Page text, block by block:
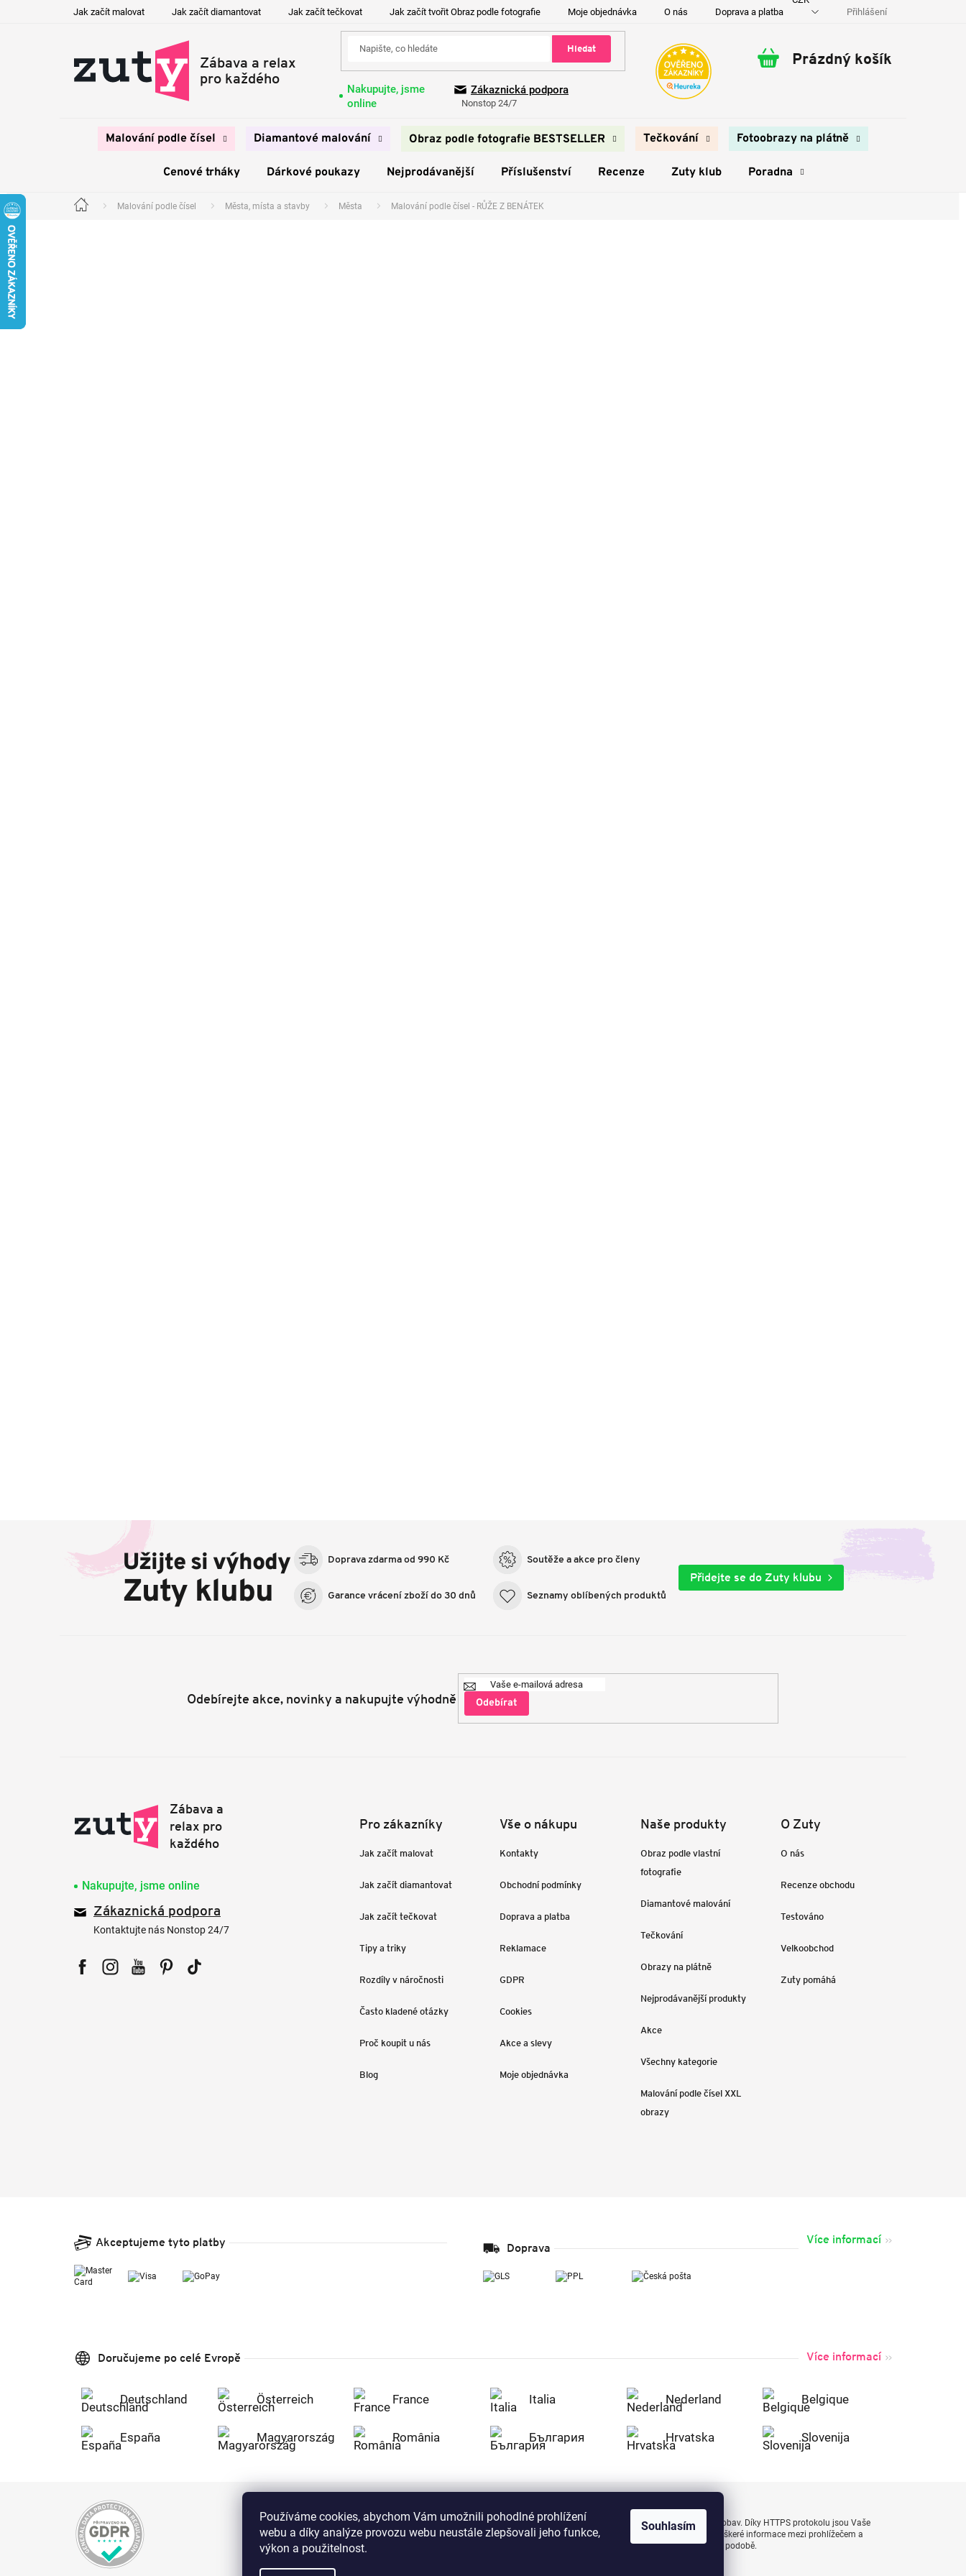
Používáme cookies, abychom Vám umožnili pohodlné prohlížení
webu a díky analýze provozu webu neustále zlepšovali jeho funkce,
výkon a použitelnost.
Souhlasím
Jak začít malovat Jak začít diamantovat Jak začít tečkovat Jak začít tvořit Obraz podle fotografie Moje objednávka O nás Doprava a platba Kontakty Přihlášení
Hledat
Nakupujte, jsme
online
Zákaznická podpora
Nonstop 24/7
Nákupní
Prázdný košík
Malování podle čísel Diamantové malování Obraz podle fotografie BESTSELLER Tečkování Fotoobrazy na plátně
Cenové trháky Dárkové poukazy Nejprodávanější Příslušenství Recenze Zuty klub Poradna
Domů Malování podle čísel Města, místa a stavby Města Malování podle čísel - RŮŽE Z BENÁTEK
Užijte si výhody
Zuty klubu
Doprava zdarma od 990 Kč
Garance vrácení zboží do 30 dnů
Soutěže a akce pro členy
Seznamy oblíbených produktů
Přidejte se do Zuty klubu
Odebírejte akce, novinky a nakupujte výhodně
se
Nakupujte, jsme online
Zákaznická podpora
Kontaktujte nás Nonstop 24/7
Pro zákazníky
Jak začít malovat
Jak začít diamantovat
Jak začít tečkovat
Tipy a triky
Rozdíly v náročnosti
Často kladené otázky
Proč koupit u nás
Blog
Vše o nákupu
Kontakty
Obchodní podmínky
Doprava a platba
Reklamace
GDPR
Cookies
Akce a slevy
Moje objednávka
Naše produkty
Obraz podle vlastní
fotografie
Diamantové malování
Tečkování
Obrazy na plátně
Nejprodávanější produkty
Akce
Všechny kategorie
Malování podle čísel XXL
obrazy
O Zuty
O nás
Recenze obchodu
Testováno
Velkoobchod
Zuty pomáhá
Akceptujeme tyto platby Doprava
Více informací
Doručujeme po celé Evropě Více informací
Deutschland Österreich France Italia Nederland Belgique
España Magyarország România България Hrvatska Slovenija
Nakupujte na Zuty bezpečně a bez obav. Díky HTTPS protokolu jsou Vaše
citlivá data v naprostém bezpečí, veškeré informace mezi prohlížečem a
serverem se přenášejí v zašifrované podobě.